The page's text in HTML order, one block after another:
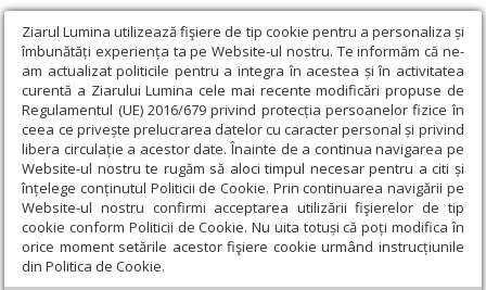
Ziarul Lumina utilizează fişiere de tip cookie pentru a personaliza și
îmbunătăți experiența ta pe Website-ul nostru. Te informăm că ne-
am actualizat politicile pentru a integra în acestea și în activitatea
curentă a Ziarului Lumina cele mai recente modificări propuse de
Regulamentul (UE) 2016/679 privind protecția persoanelor fizice în
ceea ce privește prelucrarea datelor cu caracter personal și privind
libera circulație a acestor date. Înainte de a continua navigarea pe
Website-ul nostru te rugăm să aloci timpul necesar pentru a citi și
înțelege conținutul Politicii de Cookie. Prin continuarea navigării pe
Website-ul nostru confirmi acceptarea utilizării fişierelor de tip
cookie conform Politicii de Cookie. Nu uita totuși că poți modifica în
orice moment setările acestor fişiere cookie urmând instrucțiunile
din Politica de Cookie.
Ziarul Lumina › Actualitate religioasă › Știri › Instalare de
preot în parohia vasluiană Popeni II
Instalare de preot în parohia vasluiană
Popeni II